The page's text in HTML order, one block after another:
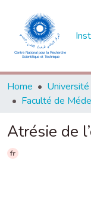
Home
Atrésie de
fr